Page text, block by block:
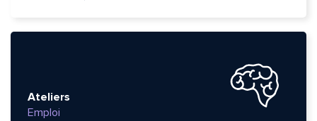
Ateliers
Emploi